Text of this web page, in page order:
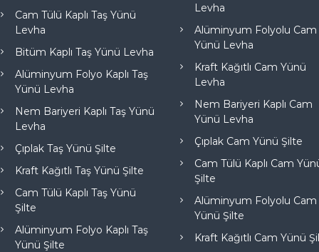
Cam Tülü Kaplı Taş Yünü
Levha
Bitüm Kaplı Taş Yünü Levha
Alüminyum Folyo Kaplı Taş
Yünü Levha
Nem Bariyeri Kaplı Taş Yünü
Levha
Çıplak Taş Yünü Şilte
Kraft Kağıtlı Taş Yünü Şilte
Cam Tülü Kaplı Taş Yünü
Şilte
Alüminyum Folyo Kaplı Taş
Yünü Şilte
Levha
Alüminyum Folyolu Cam
Yünü Levha
Kraft Kağıtlı Cam Yünü
Levha
Nem Bariyeri Kaplı Cam
Yünü Levha
Çıplak Cam Yünü Şilte
Cam Tülü Kaplı Cam
Şilte
Alüminyum Folyolu Cam
Yünü Şilte
Kraft Kağıtlı Cam Yünü